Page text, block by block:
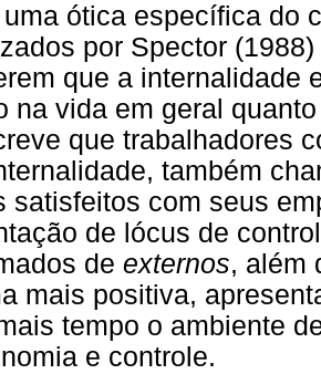
ótica específica do
por Spector
que a internalidade
na vida em geral
que trabalhadores
também
satisfeitos com seus
de lócus de
de externos, além
mais positiva,
tempo o ambiente
e controle.